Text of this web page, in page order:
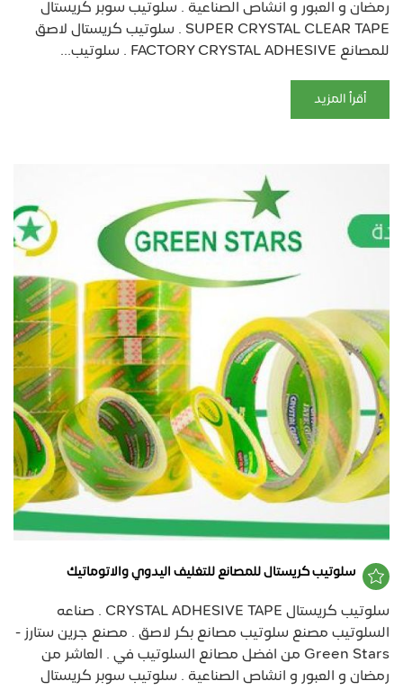
رمضان و العبور و انشاص الصناعية . سلوتيب سوبر كريستال
SUPER CRYSTAL CLEAR TAPE . سلوتيب كريستال لاصق
للمصانع FACTORY CRYSTAL ADHESIVE . سلوتيب...
أقرأ المزيد
سلوتيب كريستال للمصانع للتغليف اليدوي والاتوماتيك
سلوتيب كريستال CRYSTAL ADHESIVE TAPE . صناعه
السلوتيب مصنع سلوتيب مصانع بكر لاصق . مصنع جرين ستارز -
Green Stars من افضل مصانع السلوتيب في . العاشر من
رمضان و العبور و انشاص الصناعية . سلوتيب سوبر كريستال